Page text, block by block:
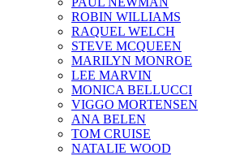
ROBIN WILLIAMS
RAQUEL WELCH
STEVE MCQUEEN
MARILYN MONROE
LEE MARVIN
MONICA BELLUCCI
VIGGO MORTENSEN
ANA BELEN
TOM CRUISE
NATALIE WOOD